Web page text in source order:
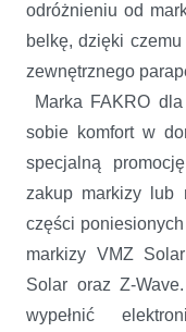
odróżnieniu od
belkę, dzięki
zewnętrznego
Marka FAKRO
sobie komfort w
specjalną
zakup markizy lub
części
markizy VMZ
Solar oraz Z-
wypełnić